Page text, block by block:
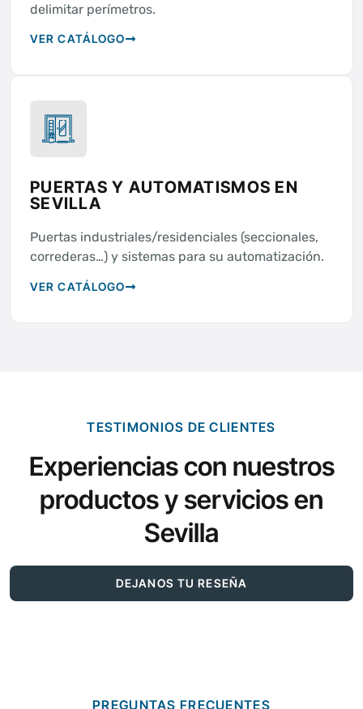
delimitar perímetros.
VER CATÁLOGO
PUERTAS Y AUTOMATISMOS EN
SEVILLA
Puertas industriales/residenciales (seccionales,
correderas…) y sistemas para su automatización.
VER CATÁLOGO
TESTIMONIOS DE CLIENTES
Experiencias con nuestros
productos y servicios en
Sevilla
DEJANOS TU RESEÑA
PREGUNTAS FRECUENTES